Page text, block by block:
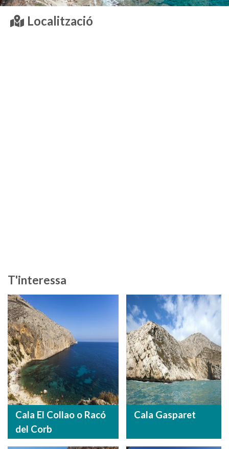
Localització
T'interessa
Cala El Collao o Racó
del Corb
Cala Gasparet